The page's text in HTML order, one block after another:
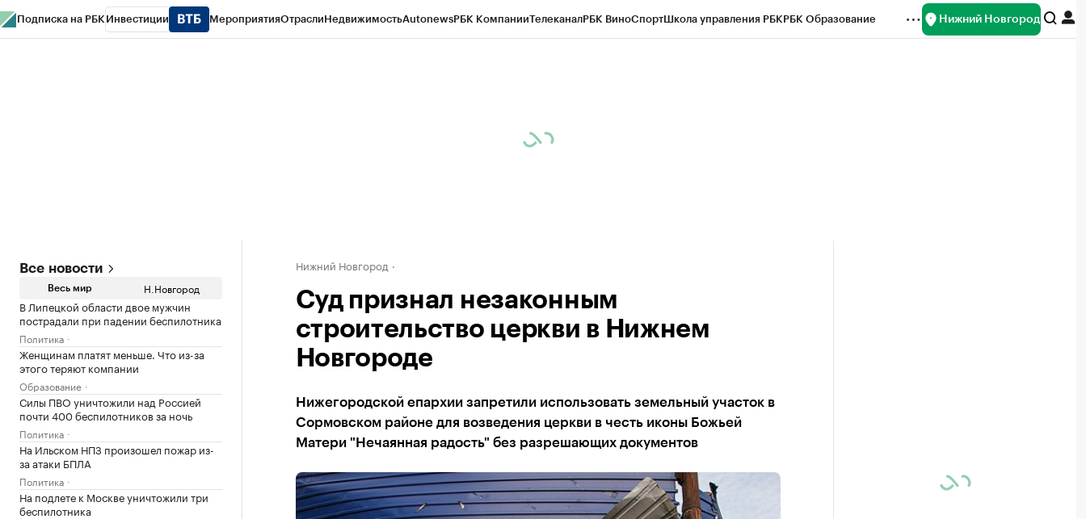
Подписка на РБК Инвестиции МероприятияОтраслиНедвижимостьAutonewsРБК КомпанииТелеканалРБК ВиноСпортШкола управления РБКРБК Образование Нижний Новгород
Все новости
Весь мир Н.Новгород
В Липецкой области двое мужчин
пострадали при падении беспилотника
Политика
Женщинам платят меньше. Что из-за
этого теряют компании
Образование
Силы ПВО уничтожили над Россией
почти 400 беспилотников за ночь
Политика
На Ильском НПЗ произошел пожар из-
за атаки БПЛА
Политика
На подлете к Москве уничтожили три
беспилотника
Нижний Новгород
Суд признал незаконным
строительство церкви в Нижнем
Новгороде
Нижегородской епархии запретили использовать земельный участок в
Сормовском районе для возведения церкви в честь иконы Божьей
Матери "Нечаянная радость" без разрешающих документов